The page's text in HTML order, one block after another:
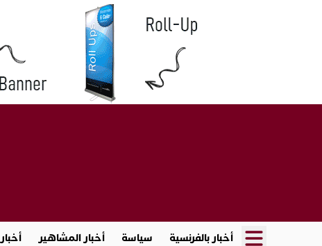
أخبار بالفرنسية سياسة أخبار المشاهير